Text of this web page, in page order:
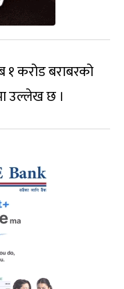
करोड बराबरको
उल्लेख छ ।